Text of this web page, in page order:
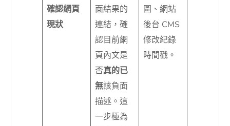
確認網頁
現狀
面結果的
連結，確
認目前網
頁內文是
否真的已
無該負面
描述。這
一步極為
圖、網站
後台 CMS
修改紀錄
時間戳。